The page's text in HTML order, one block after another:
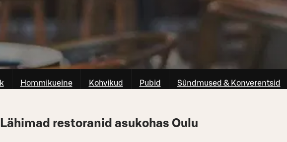
Hommikueine Kohvikud Pubid Sûndmused & Konverentsid
Lähimad restoranid asukohas Oulu